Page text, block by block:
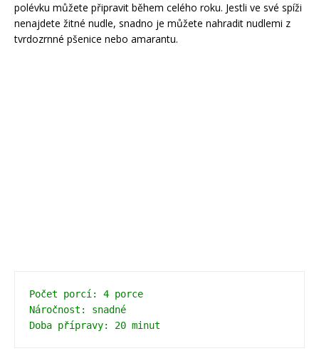
polévku můžete připravit během celého roku. Jestli ve své spíži
nenajdete žitné nudle, snadno je můžete nahradit nudlemi z
tvrdozrnné pšenice nebo amarantu.
Počet porcí: 4 porce
Náročnost: snadné